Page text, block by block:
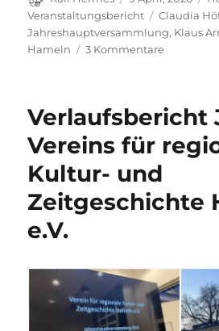
am
Veranstaltungsbericht
Claudia
Jahreshauptversammlung, Klaus
Hameln
3 Kommentarezu
Hameln
Verlaufsbericht
Vereins für
Kultur- und
Zeitgeschichte
e.V.